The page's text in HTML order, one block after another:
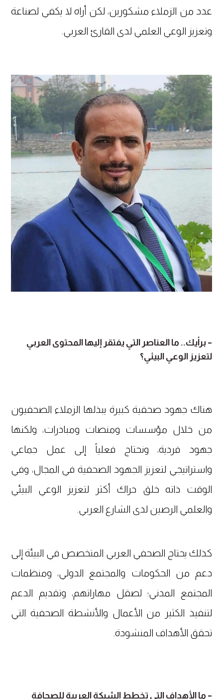
عدد من الزملاء مشكورين، لكن أراه لا يكفي لصناعة
وتعزيز الوعي العلمي لدى القارئ العربي.
– برأيك.. ما العناصر التي يفتقر إليها المحتوى العربي
لتعزيز الوعي البيئي؟
هناك جهود صحفية كبيرة يبذلها الزملاء الصحفيون
من خلال مؤسسات ومنصات ومبادرات، ولكنها
جهود فردية، ونحتاج فعلياً إلى عمل جماعي
واستراتيجي لتعزيز الجهود الصحفية في المجال، وفي
الوقت ذاته خلق حراك أكثر لتعزيز الوعي البيئي
والعلمي الرصين لدى الشارع العربي.
كذلك يحتاج الصحفي العربي المتخصص في البيئة إلى
دعم من الحكومات والمجتمع الدولي، ومنظمات
المجتمع المدني؛ لصقل مهاراتهم، وتقديم الدعم
لتنفيذ الكثير من الأعمال والأنشطة الصحفية التي
تحقق الأهداف المنشودة.
– ما الأهداف التي تخطط الشبكة العربية للصحافة